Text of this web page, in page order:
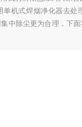
机式焊烟净化器去处
中除尘更为合理，下面